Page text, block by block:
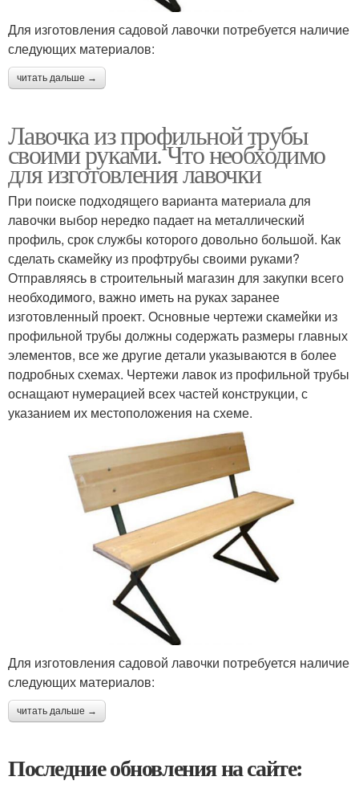
Для изготовления садовой лавочки потребуется наличие
следующих материалов:
читать дальше →
Лавочка из профильной трубы
своими руками. Что необходимо
для изготовления лавочки
При поиске подходящего варианта материала для
лавочки выбор нередко падает на металлический
профиль, срок службы которого довольно большой. Как
сделать скамейку из профтрубы своими руками?
Отправляясь в строительный магазин для закупки всего
необходимого, важно иметь на руках заранее
изготовленный проект. Основные чертежи скамейки из
профильной трубы должны содержать размеры главных
элементов, все же другие детали указываются в более
подробных схемах. Чертежи лавок из профильной трубы
оснащают нумерацией всех частей конструкции, с
указанием их местоположения на схеме.
Для изготовления садовой лавочки потребуется наличие
следующих материалов:
читать дальше →
Последние обновления на сайте: